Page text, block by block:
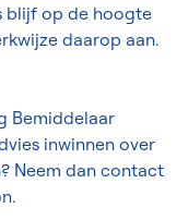
blijf op de hoogte
daarop aan.
Bemiddelaar
inwinnen over
Neem dan contact